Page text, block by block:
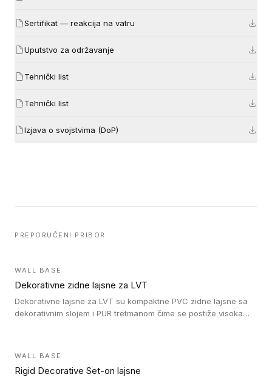
Sertifikat — reakcija na vatru
Uputstvo za održavanje
Tehnički list
Tehnički list
Izjava o svojstvima (DoP)
PREPORUČENI PRIBOR
WALL BASE
Dekorativne zidne lajsne za LVT
Dekorativne lajsne za LVT su kompaktne PVC zidne lajsne sa
dekorativnim slojem i PUR tretmanom čime se postiže visoka
WALL BASE
Rigid Decorative Set-on lajsne